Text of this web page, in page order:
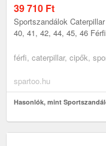
39 710 Ft
Sportszandálok
40, 41, 42, 44, 45, 46
férfi, caterpillar, cipők,
spartoo.hu
Hasonlók, mint